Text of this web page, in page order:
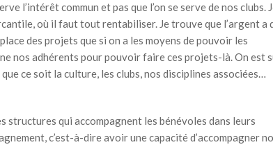
l’intérêt commun et pas que l’on se serve de nos clubs.
où il faut tout rentabiliser. Je trouve que l’argent a
des projets que si on a les moyens de pouvoir les
nos adhérents pour pouvoir faire ces projets-là. On est
ce soit la culture, les clubs, nos disciplines associées…
structures qui accompagnent les bénévoles dans leurs
c’est-à-dire avoir une capacité d’accompagner